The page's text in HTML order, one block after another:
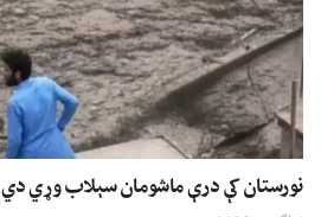
نورستان کې درې ماشومان سېلاب وړي دي